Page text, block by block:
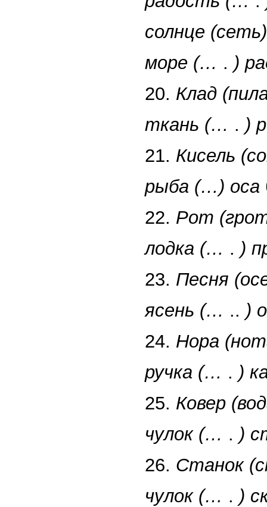
солнце
море (… . )
20. Клад
ткань (… . )
21. Кисель
рыба (…) оса
22. Рот
лодка (… . )
23. Песня
ясень (… .. )
24. Нора
ручка (… . )
25. Ковер
чулок (… . )
26. Станок
чулок (… . )